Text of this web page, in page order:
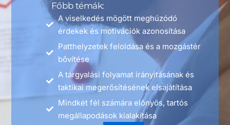
Főbb témák:
A viselkedés mögött meghúzódó
érdekek és motivációk azonosítása
Patthelyzetek feloldása és a mozgástér
bővítése
A tárgyalási folyamat irányításának és
taktikai megerősítésének elsajátítása
Mindkét fél számára előnyös, tartós
megállapodások kialakítása